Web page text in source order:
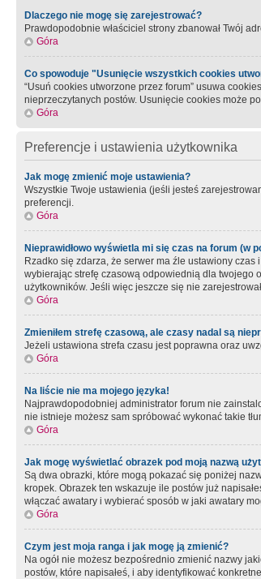
Dlaczego nie mogę się zarejestrować?
Prawdopodobnie właściciel strony zbanował Twój
Góra
Co spowoduje "Usunięcie wszystkich cookies
“Usuń cookies utworzone przez forum” usuwa
nieprzeczytanych postów. Usunięcie cookies może
Góra
Preferencje i ustawienia użytkownika
Jak mogę zmienić moje ustawienia?
Wszystkie Twoje ustawienia (jeśli jesteś
preferencji.
Góra
Nieprawidłowo wyświetla mi się czas na forum (w
Rzadko się zdarza, że serwer ma źle ustawiony
wybierając strefę czasową odpowiednią dla twojego
użytkowników. Jeśli więc jeszcze się nie
Góra
Zmieniłem strefę czasową, ale czasy nadal są
Jeżeli ustawiona strefa czasu jest poprawna oraz
Góra
Na liście nie ma mojego języka!
Najprawdopodobniej administrator forum nie
nie istnieje możesz sam spróbować wykonać takie
Góra
Jak mogę wyświetlać obrazek pod moją nazwą
Są dwa obrazki, które mogą pokazać się poniżej
kropek. Obrazek ten wskazuje ile postów już
włączać awatary i wybierać sposób w jaki awatary
Góra
Czym jest moja ranga i jak mogę ją zmienić?
Na ogół nie możesz bezpośrednio zmienić nazwy
postów, które napisałeś, i aby identyfikować